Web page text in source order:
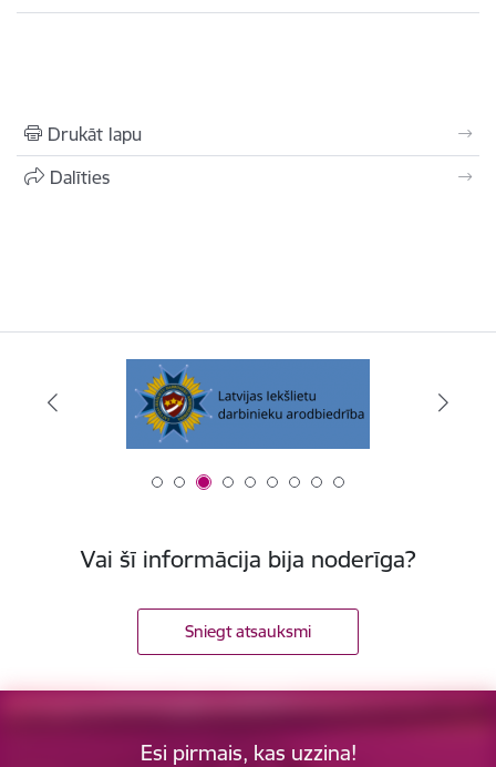
Drukāt lapu
Dalīties
Vai šī informācija bija noderīga?
Sniegt atsauksmi
Esi pirmais, kas uzzina!